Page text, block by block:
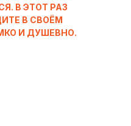
В ЭТОТ РАЗ
В СВОЁМ
И ДУШЕВНО.